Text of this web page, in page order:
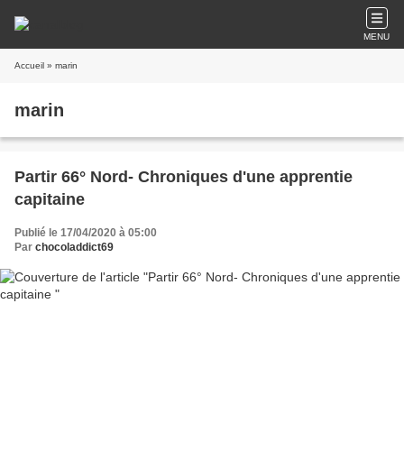
MENU
Accueil » marin
marin
Partir 66° Nord- Chroniques d'une apprentie
capitaine
Publié le 17/04/2020 à 05:00
Par chocoladdict69